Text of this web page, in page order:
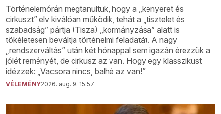
Történelemórán megtanultuk, hogy a „kenyeret és
cirkuszt” elv kiválóan működik, tehát a „tisztelet és
szabadság” pártja (Tisza) „kormányzása” alatt is
tökéletesen beváltja történelmi feladatát. A nagy
„rendszerváltás” után két hónappal sem igazán érezzük a
jólét reményét, de cirkusz az van. Hogy egy klasszikust
idézzek: „Vacsora nincs, balhé az van!”
VÉLEMÉNY2026. aug. 9. 15:57